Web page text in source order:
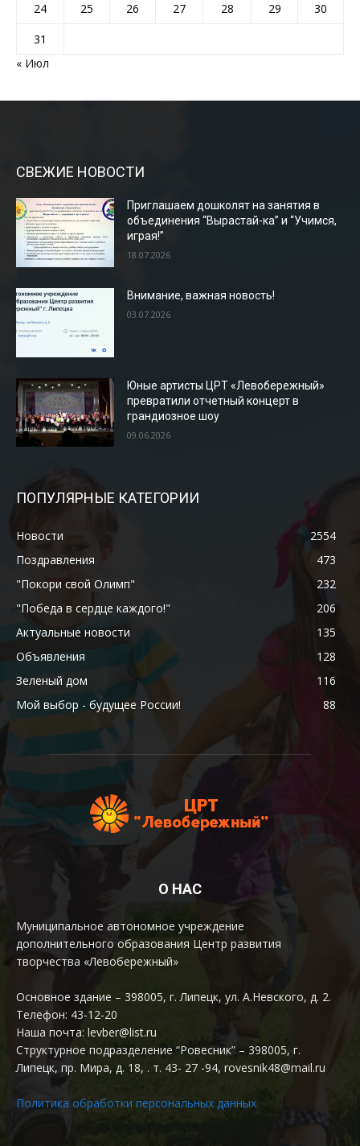
24
25 26 27 28 29
30
31
« Июл
СВЕЖИЕ НОВОСТИ
Приглашаем дошколят на занятия в
объединения “Вырастай-ка” и “Учимся,
играя!”
18.07.2026
Внимание, важная новость!
03.07.2026
Юные артисты ЦРТ «Левобережный»
превратили отчетный концерт в
грандиозное шоу
09.06.2026
ПОПУЛЯРНЫЕ КАТЕГОРИИ
Новости
2554
Поздравления
473
"Покори свой Олимп"
232
"Победа в сердце каждого!"
206
Актуальные новости
135
Объявления
128
Зеленый дом
116
Мой выбор - будущее России!
88
О НАС
Муниципальное автономное учреждение
дополнительного образования Центр развития
творчества «Левобережный»
Основное здание – 398005, г. Липецк, ул. А.Невского, д. 2.
Телефон: 43-12-20
Наша почта: levber@list.ru
Структурное подразделение “Ровесник” – 398005, г.
Липецк, пр. Мира, д. 18, . т. 43- 27 -94, rovesnik48@mail.ru
Политика обработки персональных данных